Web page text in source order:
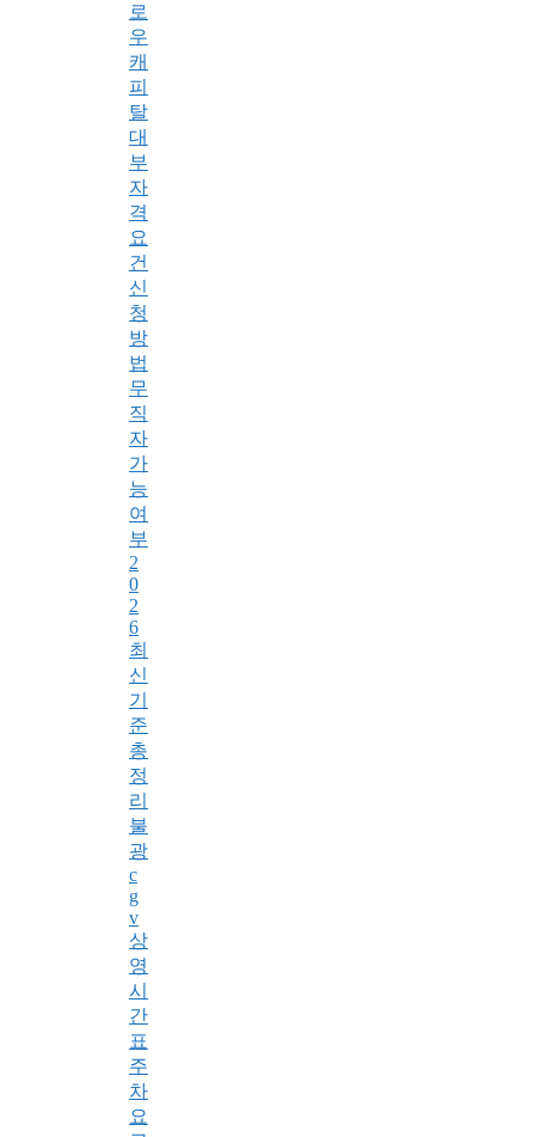
로
우
캐
피
탈
대
부
자
격
요
건
신
청
방
법
무
직
자
가
능
여
부
2
0
2
6
최
신
기
준
총
정
리
불
광
c
g
v
상
영
시
간
표
주
차
요